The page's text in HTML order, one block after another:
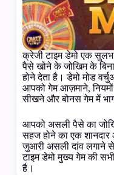
क्रेजी टाइम डेमो एक
पैसे खोने के जोखिम के
होने देता है। डेमो मोड
आपको गेम आज़माने,
सीखने और बोनस गेम में
आपको असली पैसे का
सहज होने का एक शानदार
जुआरी असली दांव लगाने
टाइम डेमो मुख्य गेम की
है।